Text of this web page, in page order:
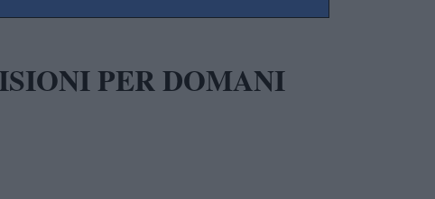
PER DOMANI